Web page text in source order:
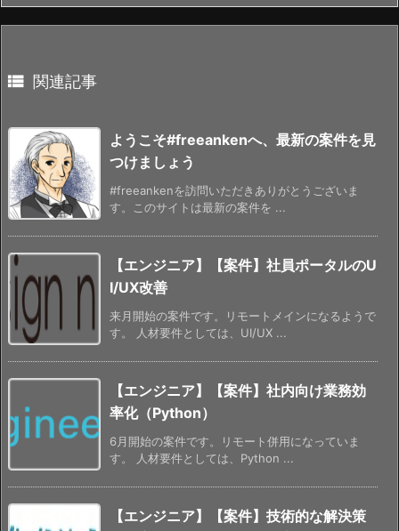
 関連記事
ようこそ#freeankenへ、最新の案件を見
つけましょう
#freeankenを訪問いただきありがとうございま
す。このサイトは最新の案件を ...
【エンジニア】【案件】社員ポータルのU
I/UX改善
来月開始の案件です。リモートメインになるようで
す。 人材要件としては、UI/UX ...
【エンジニア】【案件】社内向け業務効
率化（Python）
6月開始の案件です。リモート併用になっていま
す。 人材要件としては、Python ...
【エンジニア】【案件】技術的な解決策